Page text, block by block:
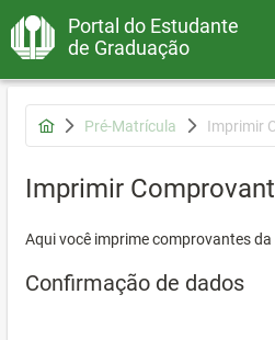
Portal do Estudante
de Graduação
Pré-Matrícula Imprimir
Imprimir
Aqui você imprime comprovantes
Confirmação de dados